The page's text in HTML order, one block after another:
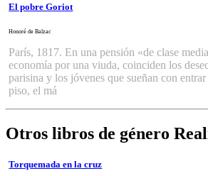
El pobre Goriot
Honoré de Balzac
París, 1817. En una pensión «de clase
economía por una viuda, coinciden los
parisina y los jóvenes que sueñan con
piso, el má
Otros libros de género
Torquemada en la cruz